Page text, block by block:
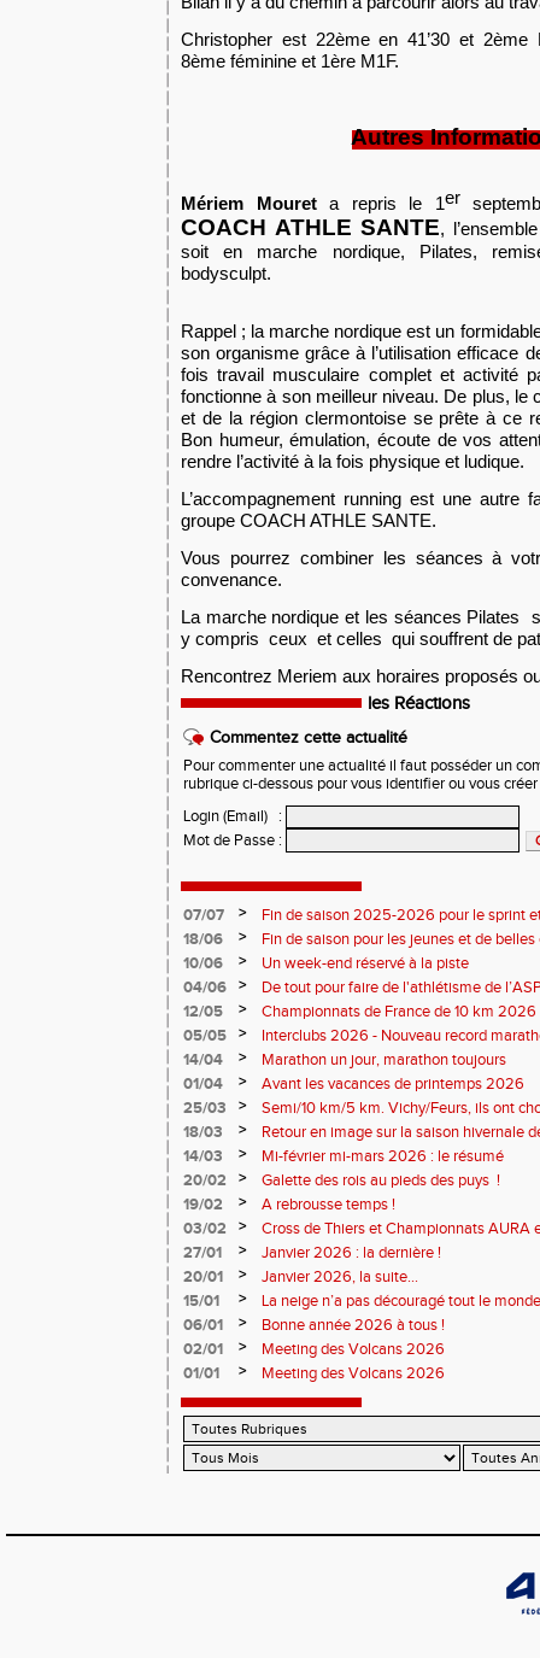
Christopher est 22ème en 41’30 et
8ème féminine et 1ère M1F.
Autres
Mériem Moureta repris le 1er
COACH ATHLE SANTE,
soit en marche nordique, Pilates, rem
bodysculpt.
Rappel ; la marche nordique est un
son organisme grâce à l’utilisation efficace
fois travail musculaire complet et activité
fonctionne à son meilleur niveau. De plus, le
et de la région clermontoise se prête à ce
Bon humeur, émulation, écoute de vos
rendre l’activité à la fois physique et ludique.
L’accompagnement running est une autre
groupe COACH ATHLE SANTE.
Vous pourrez combiner les séances à
convenance.
La marche nordique et les séances Pilates
y compris ceux et celles qui souffrent de
Rencontrez Meriem aux horaires proposés
les Réactions
Commentez cette actualité
Pour commenter une actualité il faut posséder un
rubrique ci-dessous pour vous identifier ou vous
Login (Email)
:
Mot de Passe :
07/07 >
Fin de saison 2025-2026 pour le sprint
18/06
>
Fin de saison pour les jeunes et de
10/06
>
Un week-end réservé à la piste
04/06
>
De tout pour faire de l'athlétisme de
monde souriant
12/05 >
Championnats de France de 10 km
Soirées piste
05/05 >
Interclubs 2026 - Nouveau record
résultats
14/04 >
Marathon un jour, marathon toujours
01/04
>
Avant les vacances de printemps 2026
25/03
>
Semi/10 km/5 km. Vichy/Feurs, ils ont
18/03
>
Retour en image sur la saison hivernale
14/03
>
Mi-février mi-mars 2026 : le résumé
20/02
>
Galette des rois au pieds des puys !
19/02
>
A rebrousse temps !
03/02
>
Cross de Thiers et Championnats AURA
27/01
>
Janvier 2026 : la dernière !
20/01
>
Janvier 2026, la suite...
15/01
>
La neige n’a pas découragé tout le
06/01
>
Bonne année 2026 à tous !
02/01
>
Meeting des Volcans 2026
01/01
> Meeting des Volcans 2026